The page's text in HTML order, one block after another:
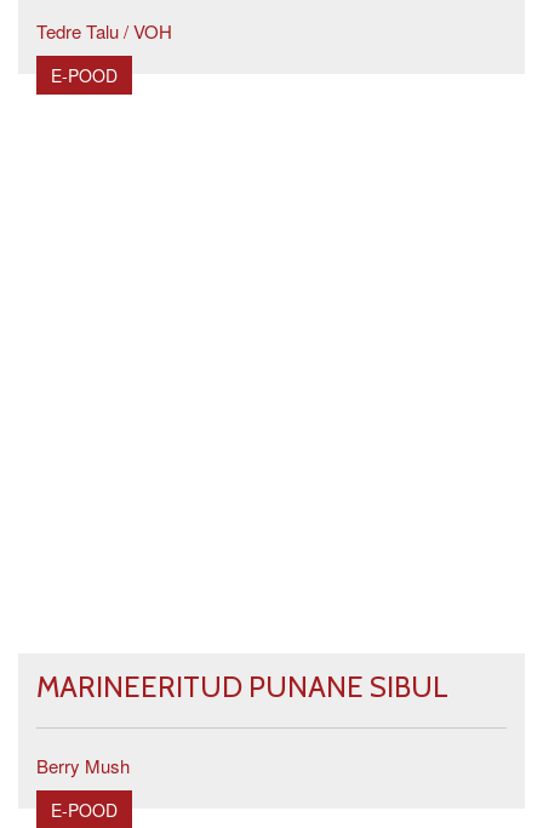
Tedre Talu / VOH
E-POOD
MARINEERITUD PUNANE SIBUL
Berry Mush
E-POOD